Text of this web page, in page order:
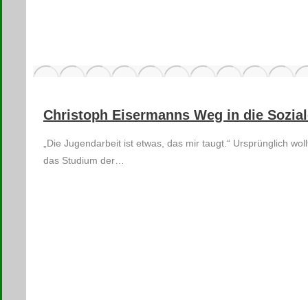
Christoph Eisermanns Weg in die
„Die Jugendarbeit ist etwas, das mir taugt.“ Ursprünglich
das Studium der…